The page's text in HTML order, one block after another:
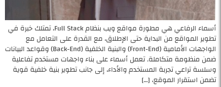
أسماء الرفاعي هي مطورة مواقع ويب بنظام Full Stack، تمتلك خبرة في
تطوير المواقع من البداية حتى الإطلاق، مع القدرة على التعامل مع
الواجهات الأمامية (Front-End) والبنية الخلفية (Back-End) وقواعد البيانات
ضمن منظومة متكاملة. تعمل أسماء على بناء واجهات مستخدم تفاعلية
وسلسة تراعي تجربة المستخدم والأداء، إلى جانب تطوير بنية خلفية قوية
تضمن استقرار الموقع، […]